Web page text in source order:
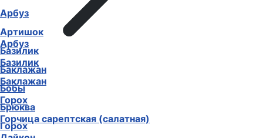
Арбуз
Базилик
Баклажан
Горох
Горчица сарептская (салатная)
Арбуз
Артишок
Базилик
Баклажан
Бобы
Брюква
Горох